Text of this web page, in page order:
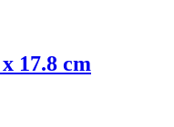
17.8 cm